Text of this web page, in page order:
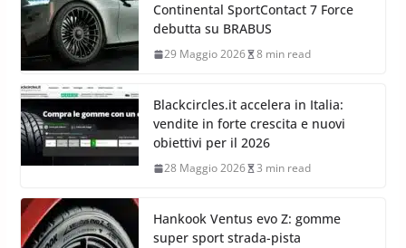
Continental SportContact 7 Force
debutta su BRABUS
29 Maggio 2026 8 min read
Blackcircles.it accelera in Italia:
vendite in forte crescita e nuovi
obiettivi per il 2026
28 Maggio 2026 3 min read
Hankook Ventus evo Z: gomme
super sport strada-pista